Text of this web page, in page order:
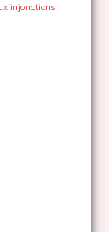
injonctions